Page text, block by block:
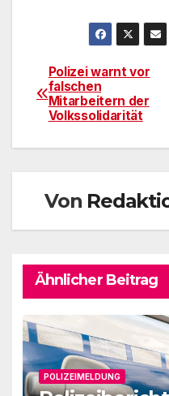
Polizei warnt vor
falschen
Mitarbeitern der
Volkssolidarität
Von
Ähnlicher Beitrag
POLIZEIMELDUNG